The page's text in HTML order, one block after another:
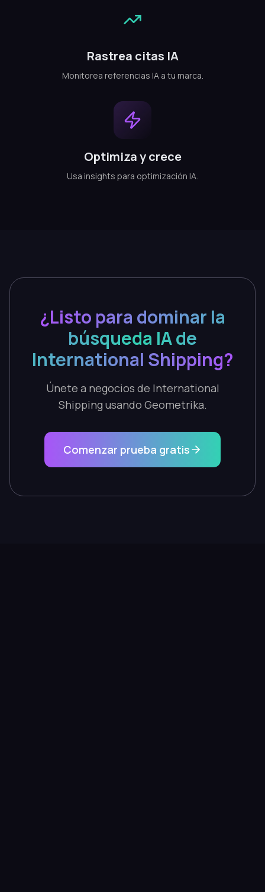
Rastrea citas IA
Monitorea referencias IA a tu marca.
Optimiza y crece
Usa insights para optimización IA.
¿Listo para dominar la
búsqueda IA de
International Shipping?
Únete a negocios de International
Shipping usando Geometrika.
Comenzar prueba gratis